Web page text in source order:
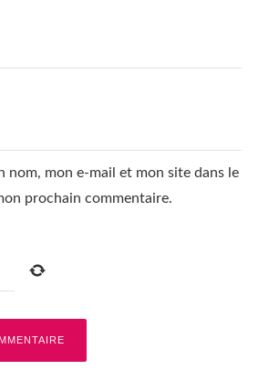
nom, mon e-mail et mon site dans le
prochain commentaire.